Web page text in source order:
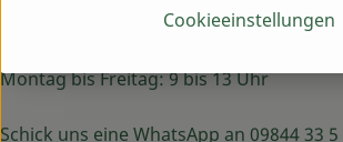
Montag bis Freitag: 9 bis 13 Uhr
Schick uns eine WhatsApp an 09844 33 5
Cookieeinstellungen